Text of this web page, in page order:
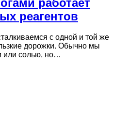
реагентов
с одной и той же
дорожки. Обычно мы
или солью, но…